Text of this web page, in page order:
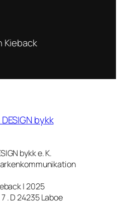
Kieback
bykk e. K.
| 2025
. D 24235 Laboe